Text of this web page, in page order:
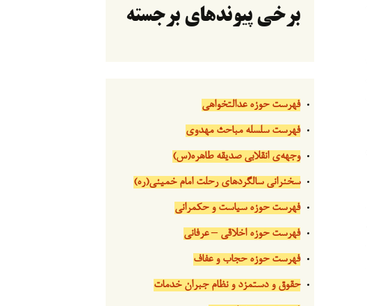
برخی پیوندهای برجسته
فهرست حوزه عدالتخواهی
فهرست سلسله مباحث مهدوی
وجهه‌ی انقلابی صدیقه طاهره(س)
سخنرانی سالگردهای رحلت امام خمینی(ره)
فهرست حوزه سیاست و حکمرانی
فهرست حوزه اخلاقی – عرفانی
فهرست حوزه حجاب و عفاف
حقوق و دستمزد و نظام جبران خدمات